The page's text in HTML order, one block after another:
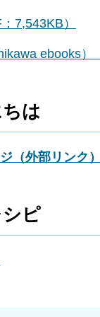
7,543KB）
ebooks）
は
（外部リンク）
ピ